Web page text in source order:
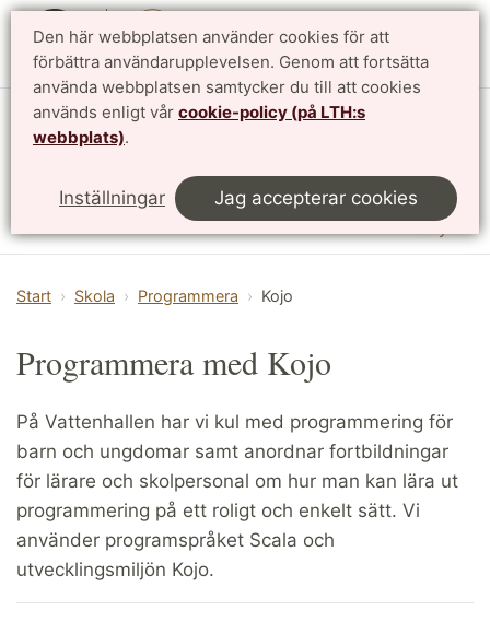
Den här webbplatsen använder cookies för att
förbättra användarupplevelsen. Genom att fortsätta
använda webbplatsen samtycker du till att cookies
används enligt vår cookie-policy (på LTH:s
webbplats).
Inställningar Jag accepterar cookies
Vattenhallen Science Center
Meny
Start Skola Programmera Kojo
Programmera med Kojo
På Vattenhallen har vi kul med programmering för
barn och ungdomar samt anordnar fortbildningar
för lärare och skolpersonal om hur man kan lära ut
programmering på ett roligt och enkelt sätt. Vi
använder programspråket Scala och
utvecklingsmiljön Kojo.